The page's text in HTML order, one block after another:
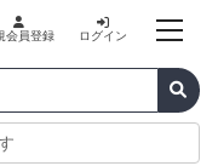
会員登録 ログイン